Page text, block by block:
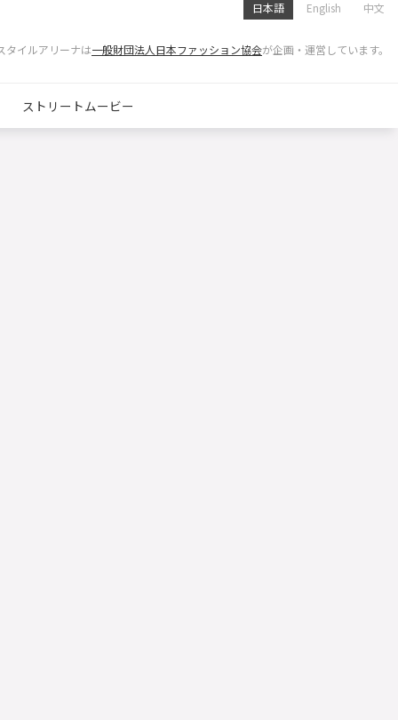
日本語 English 中文
タイルアリーナは一般財団法人日本ファッション協会が企画・運営しています。
ストリートムービー